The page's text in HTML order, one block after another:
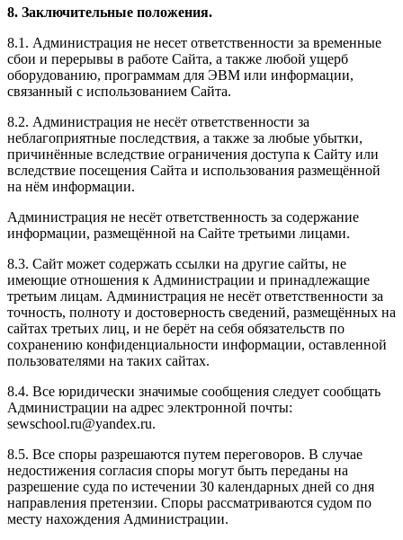
8. Заключительные положения.
8.1. Администрация не несет ответственности за временные
сбои и перерывы в работе Сайта, а также любой ущерб
оборудованию, программам для ЭВМ или информации,
связанный с использованием Сайта.
8.2. Администрация не несёт ответственности за
неблагоприятные последствия, а также за любые убытки,
причинённые вследствие ограничения доступа к Сайту или
вследствие посещения Сайта и использования размещённой
на нём информации.
Администрация не несёт ответственность за содержание
информации, размещённой на Сайте третьими лицами.
8.3. Сайт может содержать ссылки на другие сайты, не
имеющие отношения к Администрации и принадлежащие
третьим лицам. Администрация не несёт ответственности за
точность, полноту и достоверность сведений, размещённых на
сайтах третьих лиц, и не берёт на себя обязательств по
сохранению конфиденциальности информации, оставленной
пользователями на таких сайтах.
8.4. Все юридически значимые сообщения следует сообщать
Администрации на адрес электронной почты:
sewschool.ru@yandex.ru.
8.5. Все споры разрешаются путем переговоров. В случае
недостижения согласия споры могут быть переданы на
разрешение суда по истечении 30 календарных дней со дня
направления претензии. Споры рассматриваются судом по
месту нахождения Администрации.